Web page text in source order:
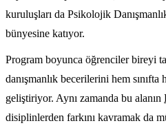
kuruluşları da Psikolojik
bünyesine katıyor.
Program boyunca öğrenciler bireyi
danışmanlık becerilerini hem
geliştiriyor. Aynı zamanda bu alanın
disiplinlerden farkını kavramak da